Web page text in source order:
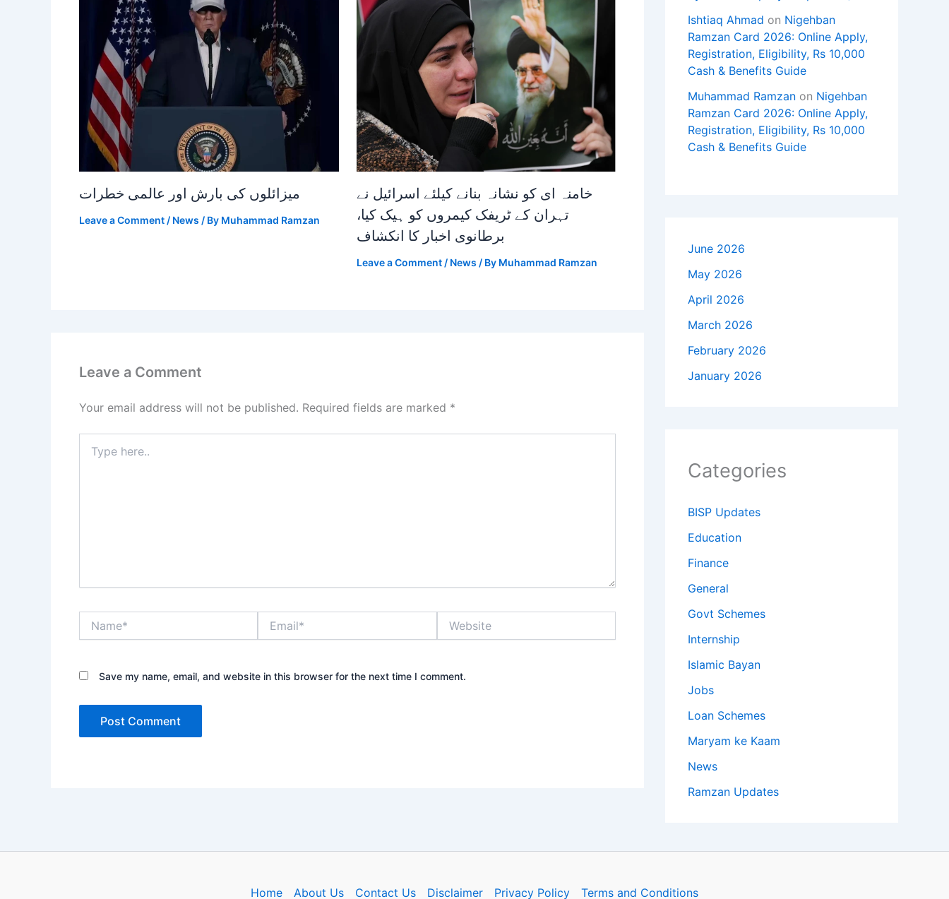
میزائلوں کی بارش اور عالمی خطرات
Leave a Comment / News / By Muhammad Ramzan
خامنہ ای کو نشانہ بنانے کیلئے اسرائیل نے
تہران کے ٹریفک کیمروں کو ہیک کیا،
برطانوی اخبار کا انکشاف
Leave a Comment / News / By Muhammad Ramzan
Leave a Comment
Your email address will not be published. Required fields are marked *
here..
Save my name, email, and website in this browser for the next time I comment.
Ishtiaq Ahmad on Nigehban
Ramzan Card 2026: Online Apply,
Registration, Eligibility, Rs 10,000
Cash & Benefits Guide
Muhammad Ramzan on Nigehban
Ramzan Card 2026: Online Apply,
Registration, Eligibility, Rs 10,000
Cash & Benefits Guide
June 2026
May 2026
April 2026
March 2026
February 2026
January 2026
Categories
BISP Updates
Education
Finance
General
Govt Schemes
Internship
Islamic Bayan
Jobs
Loan Schemes
Maryam ke Kaam
News
Ramzan Updates
Home About Us Contact Us Disclaimer Privacy Policy Terms and Conditions